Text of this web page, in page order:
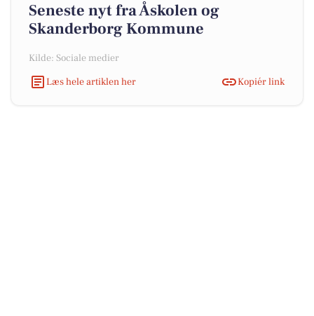
Seneste nyt fra Åskolen og
Skanderborg Kommune
Kilde: Sociale medier
Læs hele artiklen her
Kopiér link